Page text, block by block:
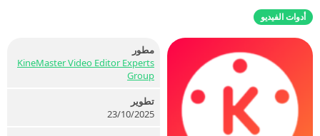
أدوات الفيديو
مطور
KineMaster Video Editor Experts
Group
تطوير
23/10/2025